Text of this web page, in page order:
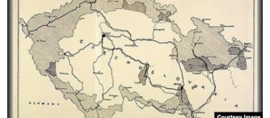
РАСПИСАНИЕ ВЕЩАНИЯ
ПОДПИШИТЕСЬ НА РАССЫЛКУ
СОЦИАЛЬНЫЕ СЕТИ